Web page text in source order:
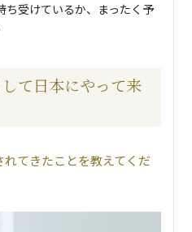
ち受けているか、まったく予
して日本にやって来
てきたことを教えてくだ